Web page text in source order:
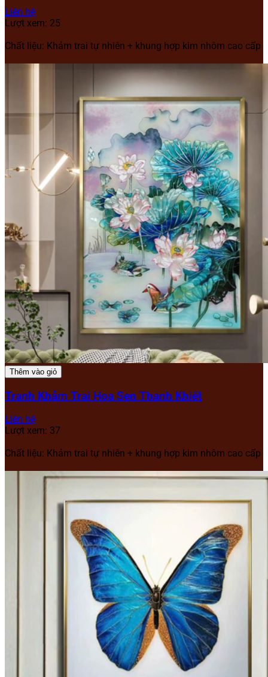
Liên hệ
Lượt xem: 25
Chất liệu: Khảm trai tự nhiên + khung hợp kim nhôm cao cấp
Thêm vào giỏ
Tranh Khảm Trai Hoa Sen Thanh Khiết
Liên hệ
Lượt xem: 37
Chất liệu: Khảm trai tự nhiên + khung hợp kim nhôm cao cấp